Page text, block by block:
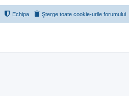
Şterge toate cookie-urile forumului
Echipa